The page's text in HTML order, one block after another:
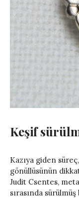
Keşif
Kazıya giden
gönüllüsünün
Judit Csentes,
sırasında